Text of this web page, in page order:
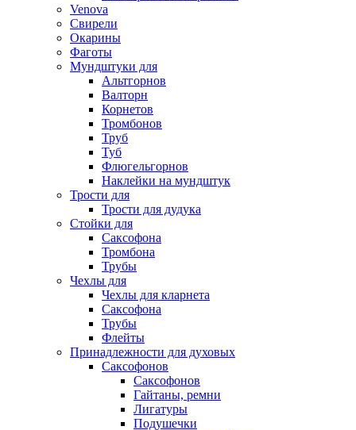
Venova
Свирели
Окарины
Фаготы
Мундштуки для
Альтгорнов
Валторн
Корнетов
Тромбонов
Труб
Туб
Флюгельгорнов
Наклейки на мундштук
Трости для
Трости для дудука
Стойки для
Саксофона
Тромбона
Трубы
Чехлы для
Чехлы для кларнета
Саксофона
Трубы
Флейты
Принадлежности для духовых
Саксофонов
Саксофонов
Гайтаны, ремни
Лигатуры
Подушечки